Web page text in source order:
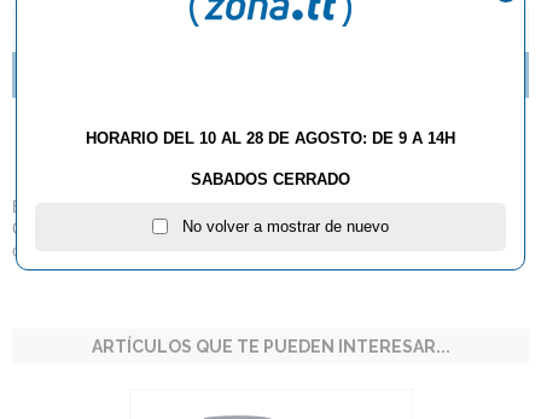
DESCRIPCIÓN Y CARACTERÍSTICAS
Camiseta Joola Torrent
El moderno diseño ondulado es el núcleo de la camiseta TORRENT.
Construye hacia el éxito, alcanza la cima, cae y vuelve a subir. ¡Vístete
con una actitud ganadora!
ARTÍCULOS QUE TE PUEDEN INTERESAR...
HORARIO DEL 10 AL 28 DE AGOSTO: DE 9 A 14H
SABADOS CERRADO
No volver a mostrar de nuevo